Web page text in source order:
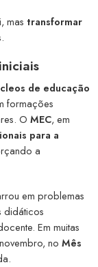
mas transformar
de educação
formações
O MEC, em
para a
a
em problemas
didáticos
Em muitas
no Mês